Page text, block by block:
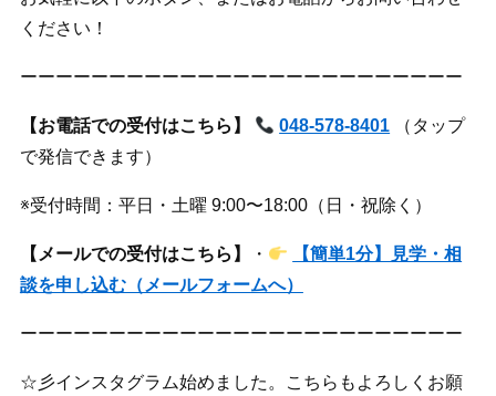
ください！
ーーーーーーーーーーーーーーーーーーーーーーーーー
【お電話での受付はこちら】 048-578-8401 （タップ
で発信できます）
※受付時間：平日・土曜 9:00〜18:00（日・祝除く）
【メールでの受付はこちら】 ・
【簡単1分】見学・相
談を申し込む（メールフォームへ）
ーーーーーーーーーーーーーーーーーーーーーーーーー
☆彡インスタグラム始めました。こちらもよろしくお願